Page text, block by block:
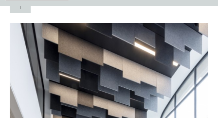
r&d
feutre acoustique
panneaux japonais
rideaux sur mesure
stores sur mesure
GRANDS
FORMATS
Façade
textile
Plafond
acoustique
Canopée